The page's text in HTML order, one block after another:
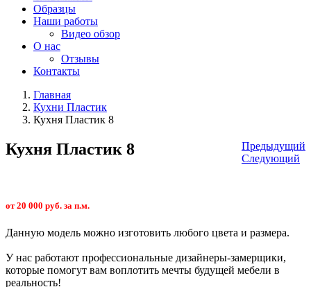
Образцы
Наши работы
Видео обзор
О нас
Отзывы
Контакты
Главная
Кухни Пластик
Кухня Пластик 8
Предыдущий
Следующий
Кухня Пластик 8
от 20 000 руб. за п.м.
Данную модель можно изготовить любого цвета и размера.
У нас работают профессиональные дизайнеры-замерщики,
которые помогут вам воплотить мечты будущей мебели в
реальность!